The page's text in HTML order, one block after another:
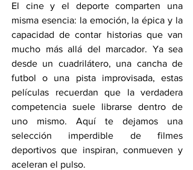
El cine y el deporte comparten una
misma esencia: la emoción, la épica y la
capacidad de contar historias que van
mucho más allá del marcador. Ya sea
desde un cuadrilátero, una cancha de
futbol o una pista improvisada, estas
películas recuerdan que la verdadera
competencia suele librarse dentro de
uno mismo. Aquí te dejamos una
selección imperdible de filmes
deportivos que inspiran, conmueven y
aceleran el pulso.